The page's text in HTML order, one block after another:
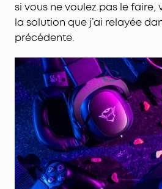
si vous ne voulez pas le faire,
la solution que j’ai relayée
précédente.